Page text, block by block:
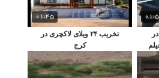
در
01:45
تخریب ۲۴ ویلای لاکچری در
کرج